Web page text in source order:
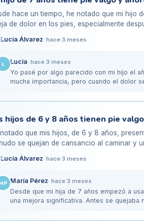
hace un tiempo, he notado que mi hijo
de dolor en los pies, especialmente
tiempo en la…
Lucía Álvarez· hace 3 meses
L Lucía· hace 3 meses
Yo pasé por algo parecido con mi hijo el
mucha importancia, pero cuando el dolor
notado que mis hijos, de 6 y 8 años,
se quejan de cansancio al caminar y
para jugar con…
Lucía Álvarez· hace 3 meses
María Pérez· hace 3 meses
Desde que mi hija de 7 años empezó a
una mejora significativa. Antes se quejaba